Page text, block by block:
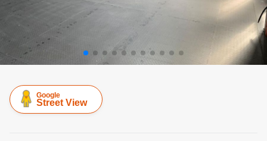
Google
Street View